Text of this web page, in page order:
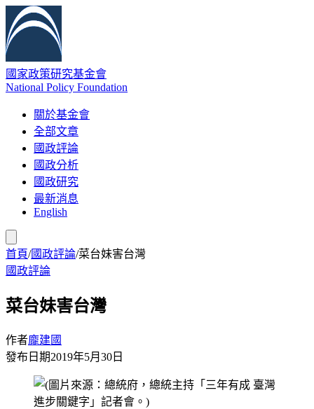
國家政策研究基金會
National Policy Foundation
關於基金會
全部文章
國政評論
國政分析
國政研究
最新消息
English
首頁/國政評論/菜台妹害台灣
國政評論
菜台妹害台灣
作者龐建國
發布日期2019年5月30日